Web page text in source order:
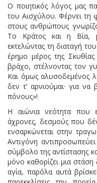
Ο ποιητικός λόγος μας
του Αισχύλου. Φέρνει τη
στους ανθρώπους
Το Κράτος και η Βία,
εκτελώντας τη διαταγή
έρημο μέρος της
βράχο, στέλνοντας τον
Και όμως αλυσοδεμένος
δεν τ’ αρνιούμαι· για
πόνους»!
Η αιώνια νεότητα που
άχρονες, δεσμούς που
ενσαρκώνεται στην
Αντιγόνη
σύμβολο της αντίστασης
μόνο καθορίζει μια
αγία, παρόλα αυτά